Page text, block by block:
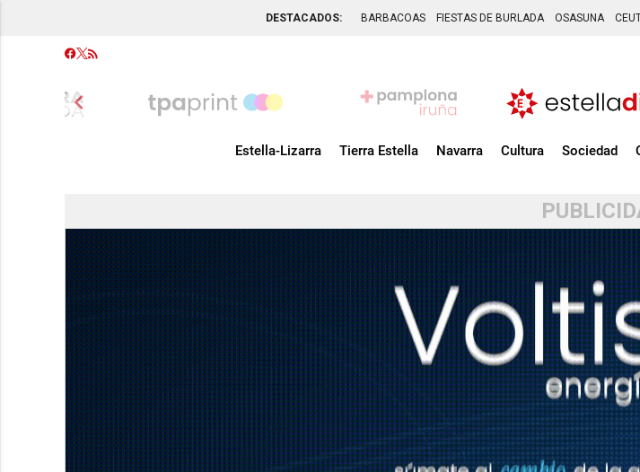
DESTACADOS: BARBACOAS FIESTAS DE BURLADA OSASUNA
chevron_left
Estella-Lizarra Tierra Estella Navarra Cultura Sociedad